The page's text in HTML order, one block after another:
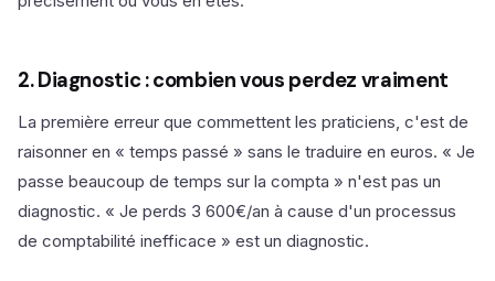
2. Diagnostic : combien vous perdez vraiment
La première erreur que commettent les praticiens, c'est de
raisonner en « temps passé » sans le traduire en euros. « Je
passe beaucoup de temps sur la compta » n'est pas un
diagnostic. « Je perds 3 600€/an à cause d'un processus
de comptabilité inefficace » est un diagnostic.